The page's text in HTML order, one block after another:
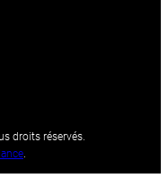
droits réservés.
.